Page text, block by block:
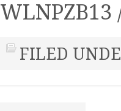
FILED